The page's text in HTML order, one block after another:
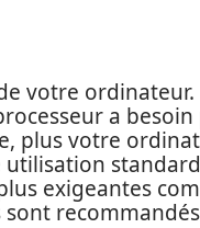
votre ordinateur.
a
plus votre
exigeantes
sont